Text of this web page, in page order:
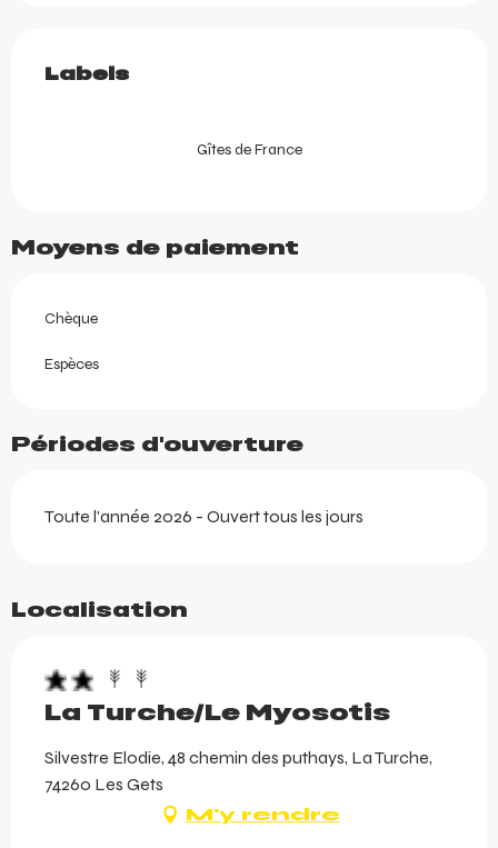
Labels
Labels
Gîtes de France
Moyens de paiement
Chèque
Espèces
Périodes d'ouverture
Toute l'année 2026 - Ouvert tous les jours
Localisation
La Turche/Le Myosotis
Silvestre Elodie, 48 chemin des puthays, La Turche,
74260 Les Gets
M'y rendre